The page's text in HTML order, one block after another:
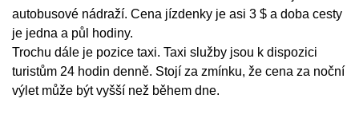
autobusové nádraží. Cena jízdenky je asi 3 $ a doba cesty
je jedna a půl hodiny.
Trochu dále je pozice taxi. Taxi služby jsou k dispozici
turistům 24 hodin denně. Stojí za zmínku, že cena za noční
výlet může být vyšší než během dne.